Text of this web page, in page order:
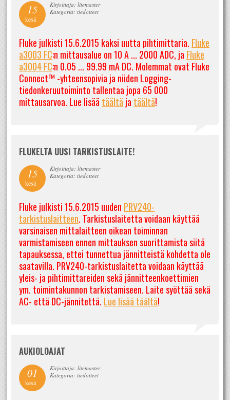
15
kesä
Kirjoittaja: litemaster
Kategoria: tiedotteet
Fluke julkisti 15.6.2015 kaksi uutta pihtimittaria. Fluke
a3003 FC:n mittausalue on 10 A ... 2000 ADC, ja Fluke
a3004 FC:n 0.05 ... 99.99 mA DC. Molemmat ovat Fluke
Connect™ -yhteensopivia ja niiden Logging-
tiedonkeruutoiminto tallentaa jopa 65 000
mittausarvoa. Lue lisää täältä ja täältä!
FLUKELTA UUSI TARKISTUSLAITE!
15
kesä
Kirjoittaja: litemaster
Kategoria: tiedotteet
Fluke julkisti 15.6.2015 uuden PRV240-
tarkistuslaitteen. Tarkistuslaitetta voidaan käyttää
varsinaisen mittalaitteen oikean toiminnan
varmistamiseen ennen mittauksen suorittamista siitä
tapauksessa, ettei tunnettua jännitteistä kohdetta ole
saatavilla. PRV240-tarkistuslaitetta voidaan käyttää
yleis- ja pihtimittareiden sekä jännitteenkoettimien
ym. toimintakunnon tarkistamiseen. Laite syöttää sekä
AC- että DC-jännitettä. Lue lisää täältä!
AUKIOLOAJAT
01
kesä
Kirjoittaja: litemaster
Kategoria: tiedotteet